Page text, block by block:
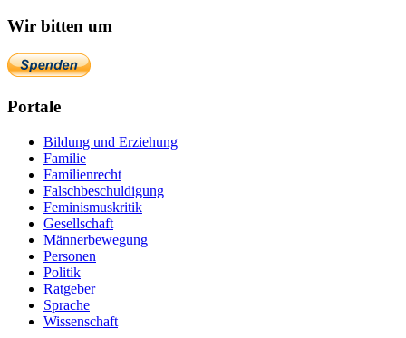
Wir bitten um
Portale
Bildung und Erziehung
Familie
Familienrecht
Falschbeschuldigung
Feminismuskritik
Gesellschaft
Männerbewegung
Personen
Politik
Ratgeber
Sprache
Wissenschaft